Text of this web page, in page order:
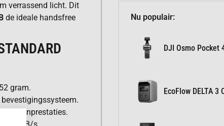
verrassend licht. Dit
de ideale handsfree
gram.
kleurenprestaties.
Nu populair:
DJI Osmo Pocket
EcoFlow DELTA 3